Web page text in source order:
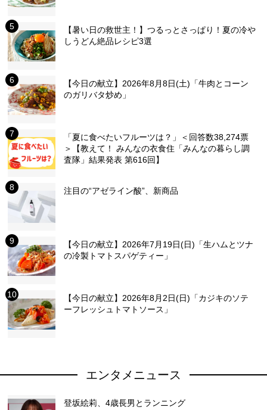
【暑い日の救世主！】つるっとさっぱり！夏の冷や
しうどん絶品レシピ3選
【今日の献立】2026年8月8日(土)「牛肉とコーン
のガリバタ炒め」
「夏に食べたいフルーツは？」＜回答数38,274票
＞【教えて！ みんなの衣食住「みんなの暮らし調
査隊」結果発表 第616回】
注目の“アゼライン酸”、新商品
【今日の献立】2026年7月19日(日)「生ハムとツナ
の冷製トマトスパゲティー」
【今日の献立】2026年8月2日(日)「カジキのソテ
ーフレッシュトマトソース」
エンタメニュース
登坂絵莉、4歳長男とランニング